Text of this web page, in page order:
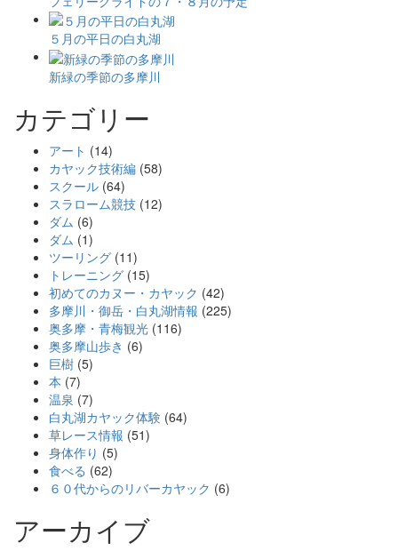
５月の平日の白丸湖
新緑の季節の多摩川
カテゴリー
アート (14)
カヤック技術編 (58)
スクール (64)
スラローム競技 (12)
ダム (6)
ダム (1)
ツーリング (11)
トレーニング (15)
初めてのカヌー・カヤック (42)
多摩川・御岳・白丸湖情報 (225)
奥多摩・青梅観光 (116)
奥多摩山歩き (6)
巨樹 (5)
本 (7)
温泉 (7)
白丸湖カヤック体験 (64)
草レース情報 (51)
身体作り (5)
食べる (62)
６０代からのリバーカヤック (6)
アーカイブ